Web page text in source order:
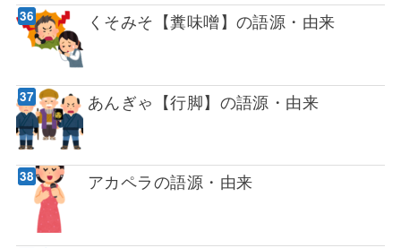
くそみそ【糞味噌】の語源・由来
あんぎゃ【行脚】の語源・由来
アカペラの語源・由来